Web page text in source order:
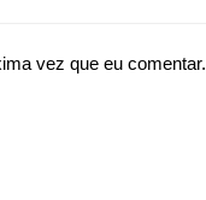
vez que eu comentar.